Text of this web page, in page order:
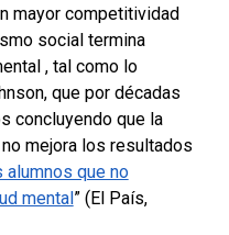
mayor competitividad
social termina
, tal como lo
que por décadas
concluyendo que la
mejora los resultados
alumnos que no
mental” (El País,